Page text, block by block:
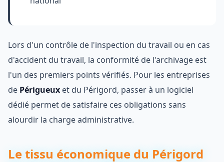
Lors d'un contrôle de l'inspection du travail ou en cas
d'accident du travail, la conformité de l'archivage est
l'un des premiers points vérifiés. Pour les entreprises
de Périgueux et du Périgord, passer à un logiciel
dédié permet de satisfaire ces obligations sans
alourdir la charge administrative.
Le tissu économique du Périgord